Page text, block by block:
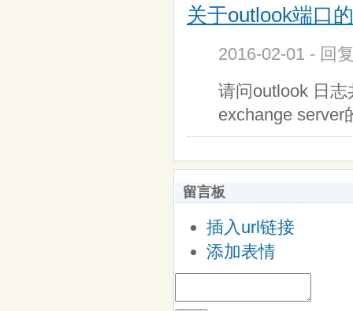
关于outlook端口
2016-02-01 - 回
请问outlook 日
exchange server
留言板
插入url链接
添加表情